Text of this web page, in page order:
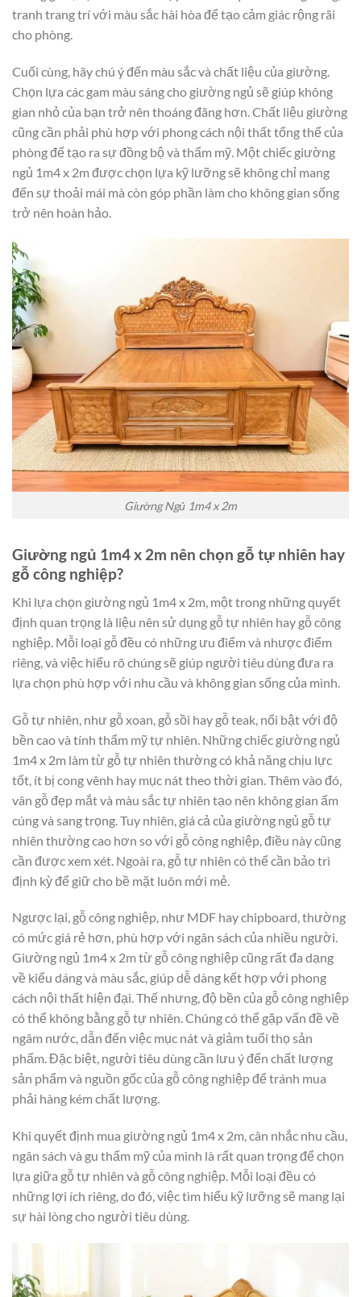
tranh trang trí với màu sắc hài hòa để tạo cảm giác rộng rãi
cho phòng.
Cuối cùng, hãy chú ý đến màu sắc và chất liệu của giường.
Chọn lựa các gam màu sáng cho giường ngủ sẽ giúp không
gian nhỏ của bạn trở nên thoáng đãng hơn. Chất liệu giường
cũng cần phải phù hợp với phong cách nội thất tổng thể của
phòng để tạo ra sự đồng bộ và thẩm mỹ. Một chiếc giường
ngủ 1m4 x 2m được chọn lựa kỹ lưỡng sẽ không chỉ mang
đến sự thoải mái mà còn góp phần làm cho không gian sống
trở nên hoàn hảo.
Giường Ngủ 1m4 x 2m
Giường ngủ 1m4 x 2m nên chọn gỗ tự nhiên hay
gỗ công nghiệp?
Khi lựa chọn giường ngủ 1m4 x 2m, một trong những quyết
định quan trọng là liệu nên sử dụng gỗ tự nhiên hay gỗ công
nghiệp. Mỗi loại gỗ đều có những ưu điểm và nhược điểm
riêng, và việc hiểu rõ chúng sẽ giúp người tiêu dùng đưa ra
lựa chọn phù hợp với nhu cầu và không gian sống của mình.
Gỗ tự nhiên, như gỗ xoan, gỗ sồi hay gỗ teak, nổi bật với độ
bền cao và tính thẩm mỹ tự nhiên. Những chiếc giường ngủ
1m4 x 2m làm từ gỗ tự nhiên thường có khả năng chịu lực
tốt, ít bị cong vênh hay mục nát theo thời gian. Thêm vào đó,
vân gỗ đẹp mắt và màu sắc tự nhiên tạo nên không gian ấm
cúng và sang trọng. Tuy nhiên, giá cả của giường ngủ gỗ tự
nhiên thường cao hơn so với gỗ công nghiệp, điều này cũng
cần được xem xét. Ngoài ra, gỗ tự nhiên có thể cần bảo trì
định kỳ để giữ cho bề mặt luôn mới mẻ.
Ngược lại, gỗ công nghiệp, như MDF hay chipboard, thường
có mức giá rẻ hơn, phù hợp với ngân sách của nhiều người.
Giường ngủ 1m4 x 2m từ gỗ công nghiệp cũng rất đa dạng
về kiểu dáng và màu sắc, giúp dễ dàng kết hợp với phong
cách nội thất hiện đại. Thế nhưng, độ bền của gỗ công nghiệp
có thể không bằng gỗ tự nhiên. Chúng có thể gặp vấn đề về
ngâm nước, dẫn đến việc mục nát và giảm tuổi thọ sản
phẩm. Đặc biệt, người tiêu dùng cần lưu ý đến chất lượng
sản phẩm và nguồn gốc của gỗ công nghiệp để tránh mua
phải hàng kém chất lượng.
Khi quyết định mua giường ngủ 1m4 x 2m, cân nhắc nhu cầu,
ngân sách và gu thẩm mỹ của mình là rất quan trọng để chọn
lựa giữa gỗ tự nhiên và gỗ công nghiệp. Mỗi loại đều có
những lợi ích riêng, do đó, việc tìm hiểu kỹ lưỡng sẽ mang lại
sự hài lòng cho người tiêu dùng.